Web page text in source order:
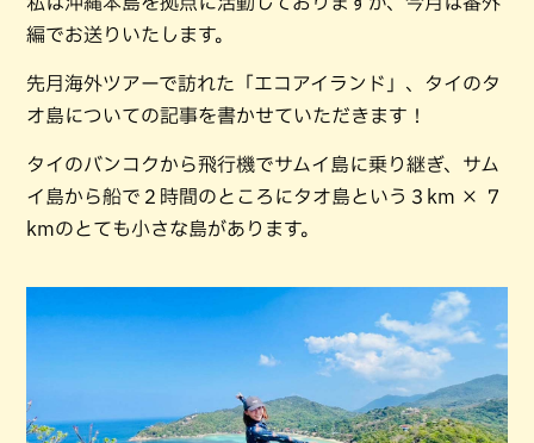
編でお送りいたします。
先月海外ツアーで訪れた「エコアイランド」、タイのタ
オ島についての記事を書かせていただきます！
タイのバンコクから飛行機でサムイ島に乗り継ぎ、サム
イ島から船で２時間のところにタオ島という３km × ７
kmのとても小さな島があります。